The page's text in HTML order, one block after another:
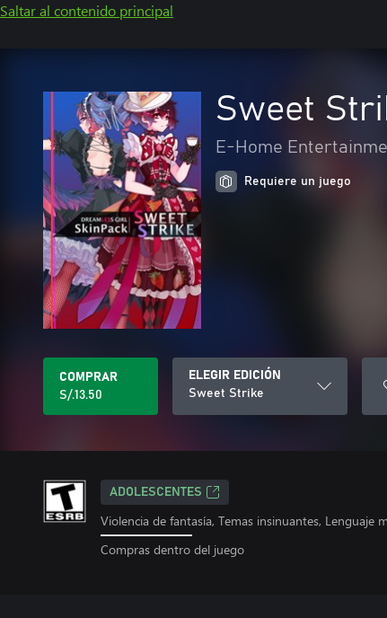
Saltar al contenido principal
Sweet
E-Home
Requiere un juego
COMPRAR
S/.13.50
ELEGIR EDICIÓN
Sweet Strike
ADOLESCENTES
Violencia de fantasía, Temas insinuantes, Lenguaje
Compras dentro del juego